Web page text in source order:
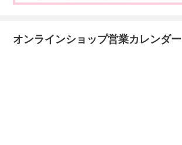
オンラインショップ営業カレンダー